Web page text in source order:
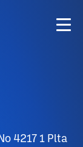
4217 1 Plta